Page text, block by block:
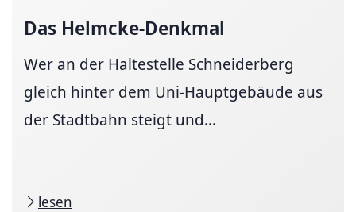
Das Helmcke-Denkmal
Wer an der Haltestelle Schneiderberg
gleich hinter dem Uni-Hauptgebäude aus
der Stadtbahn steigt und...
lesen